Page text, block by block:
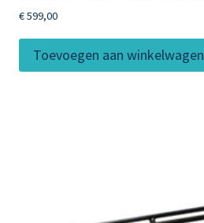
€599,00
Toevoegen aan winkelwagen